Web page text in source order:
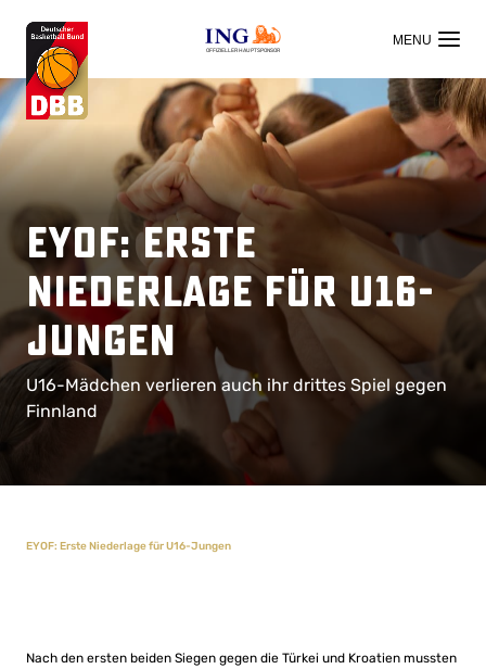
OFFIZIELLER HAUPTSPONSOR
EYOF: Erste
Niederlage für U16-
Jungen
U16-Mädchen verlieren auch ihr drittes Spiel gegen
Finnland
EYOF: Erste Niederlage für U16-Jungen
Nach den ersten beiden Siegen gegen die Türkei und Kroatien mussten